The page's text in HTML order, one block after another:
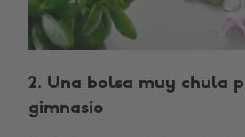
2. Una bolsa muy chula
gimnasio